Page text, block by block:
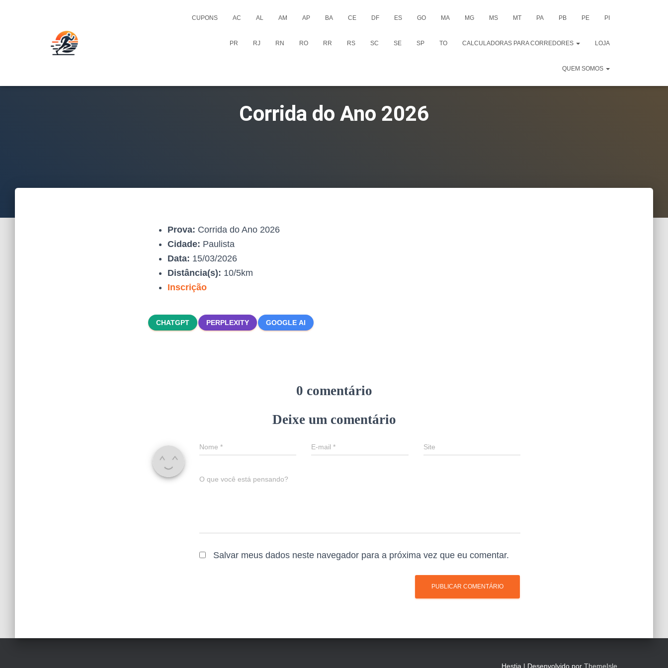
CUPONS AC AL AM AP BA CE DF ES GO MA MG MS MT PA PB PE PI
PR RJ RN RO RR RS SC SE SP TO CALCULADORAS PARA CORREDORES LOJA
QUEM SOMOS
Corrida do Ano 2026
Prova: Corrida do Ano 2026
Cidade: Paulista
Data: 15/03/2026
Distância(s): 10/5km
Inscrição
CHATGPT PERPLEXITY GOOGLE AI
0 comentário
Deixe um comentário
Nome * E-mail* Site
O que você está pensando?
Salvar meus dados neste navegador para a próxima vez que eu comentar.
Hestia | Desenvolvido por ThemeIsle